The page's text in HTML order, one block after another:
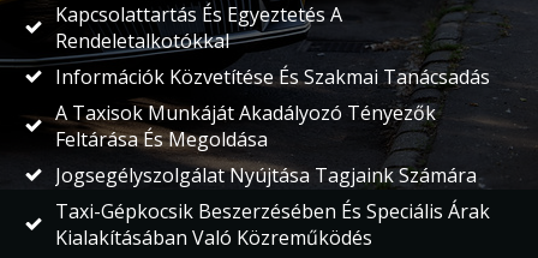
Kapcsolattartás És Egyeztetés A
Rendeletalkotókkal
Információk Közvetítése És Szakmai Tanácsadás
A Taxisok Munkáját Akadályozó Tényezők
Feltárása És Megoldása
Jogsegélyszolgálat Nyújtása Tagjaink Számára
Taxi-Gépkocsik Beszerzésében És Speciális Árak
Kialakításában Való Közreműködés